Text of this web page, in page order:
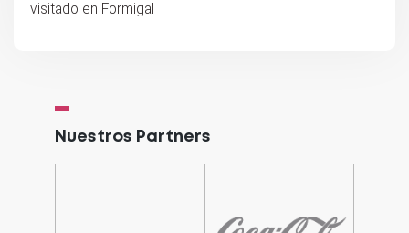
visitado en Formigal
Nuestros Partners